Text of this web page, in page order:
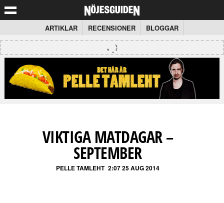
ARTIKLAR RECENSIONER BLOGGAR
VIKTIGA MATDAGAR –
SEPTEMBER
PELLE TAMLEHT 2:07 25 AUG 2014